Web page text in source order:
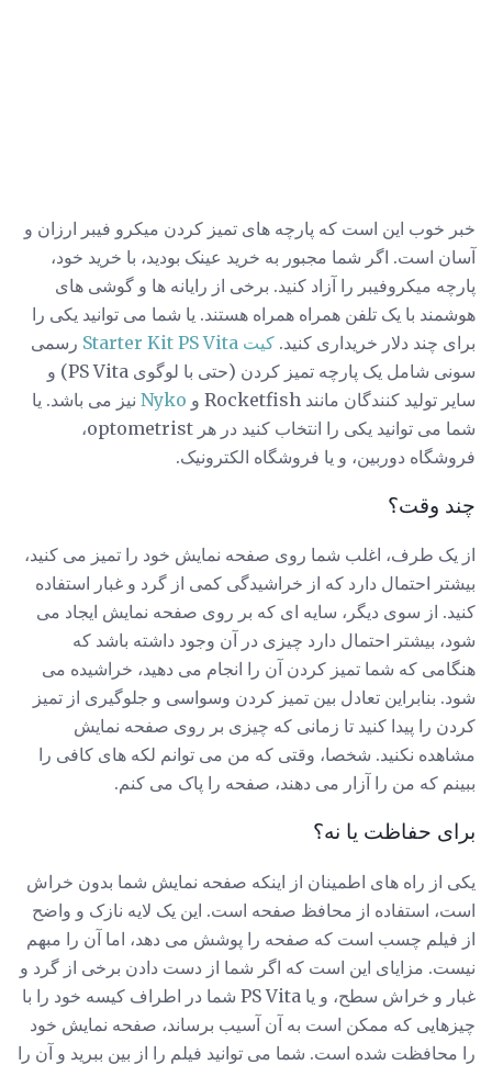
خبر خوب این است که پارچه های تمیز کردن میکرو فیبر ارزان و
آسان است. اگر شما مجبور به خرید عینک بودید، با خرید خود،
پارچه میکروفیبر را آزاد کنید. برخی از رایانه ها و گوشی های
هوشمند با یک تلفن همراه همراه هستند. یا شما می توانید یکی را
برای چند دلار خریداری کنید. کیت Starter Kit PS Vita
رسمی
سونی شامل یک پارچه تمیز کردن (حتی با لوگوی PS Vita) و
سایر تولید کنندگان مانند Rocketfish و
Nyko نیز می باشد. یا
شما می توانید یکی را انتخاب کنید در هر optometrist،
فروشگاه دوربین، و یا فروشگاه الکترونیک.
چند وقت؟
از یک طرف، اغلب شما روی صفحه نمایش خود را تمیز می کنید،
بیشتر احتمال دارد که از خراشیدگی کمی از گرد و غبار استفاده
کنید. از سوی دیگر، سایه ای که بر روی صفحه نمایش ایجاد می
شود، بیشتر احتمال دارد چیزی در آن وجود داشته باشد که
هنگامی که شما تمیز کردن آن را انجام می دهید، خراشیده می
شود. بنابراین تعادل بین تمیز کردن وسواسی و جلوگیری از تمیز
کردن را پیدا کنید تا زمانی که چیزی بر روی صفحه نمایش
مشاهده نکنید. شخصا، وقتی که من می توانم لکه های کافی را
ببینم که من را آزار می دهند، صفحه را پاک می کنم.
برای حفاظت یا نه؟
یکی از راه های اطمینان از اینکه صفحه نمایش شما بدون خراش
است، استفاده از محافظ صفحه است. این یک لایه نازک و واضح
از فیلم چسب است که صفحه را پوشش می دهد، اما آن را مبهم
نیست. مزایای این است که اگر شما از دست دادن برخی از گرد و
غبار و خراش سطح، و یا PS Vita شما در اطراف کیسه خود را با
چیزهایی که ممکن است به آن آسیب برساند، صفحه نمایش خود
را محافظت شده است. شما می توانید فیلم را از بین ببرید و آن را